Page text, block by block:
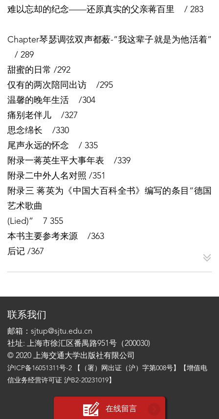
难以忘却的纪念——还原真实的父亲蒋百里 / 283
Chapter琴瑟调弦双声都薮-“我这辈子就是为他活着”
/ 289
甜蜜的日常 /292
仅有的两次陪同出访 /295
温馨的晚年生活 /304
痛别老伴儿 /327
思念绵长 /330
尾声永远的怀念 / 335
附录一蒋英生平大事年表 /339
附录二中外人名对照 /351
附录三 蒋英为《中国大百科全书》编写的条目“德国
艺术歌曲
(Lied)” 7 355
本书主要参考来源 /363
后记 /367
联系我们
邮箱：sjtup@sjtu.edu.cn
社址: 上海市徐汇区番禺路951号（200030)
© 2020 上海交通大学出版社有限公司
沪ICP备16051311号-2 【（署）网出证（沪）字第008号】【增值电
信业务经营许可证 沪B2-20231019】
在线留言